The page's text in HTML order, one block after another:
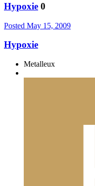
Hypoxie 0
Posted May 15, 2009
Hypoxie
Metalleux